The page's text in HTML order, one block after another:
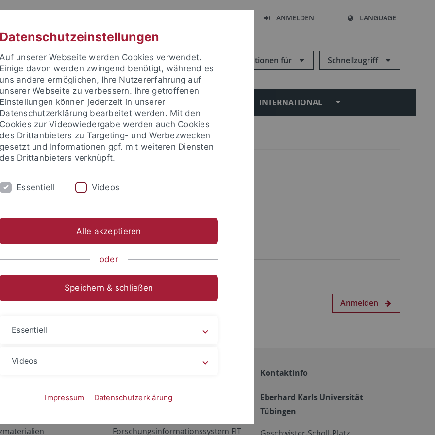
ANMELDEN LANGUAGE
Informationen für Schnellzugriff
FORSCHUNG EINRICHTUNGEN INTERNATIONAL
um sich anzumelden:
Anmelden
Netzwerk
ALMA
Forschungsinformationssystem FIT
Kontaktinfo
Eberhard Karls Universität
Tübingen
Datenschutzeinstellungen
Auf unserer Webseite werden Cookies verwendet.
Einige davon werden zwingend benötigt, während es
uns andere ermöglichen, Ihre Nutzererfahrung auf
unserer Webseite zu verbessern. Ihre getroffenen
Einstellungen können jederzeit in unserer
Datenschutzerklärung bearbeitet werden. Mit den
Cookies zur Videowiedergabe werden auch Cookies
des Drittanbieters zu Targeting- und Werbezwecken
gesetzt und Informationen ggf. mit weiteren Diensten
des Drittanbieters verknüpft.
Essentiell Videos
Alle akzeptieren
oder
Speichern & schließen
Essentiell
Videos
Impressum Datenschutzerklärung